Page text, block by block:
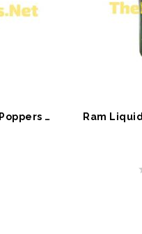
Rave Room Ddouriser Poppers 10 ML SEPETE